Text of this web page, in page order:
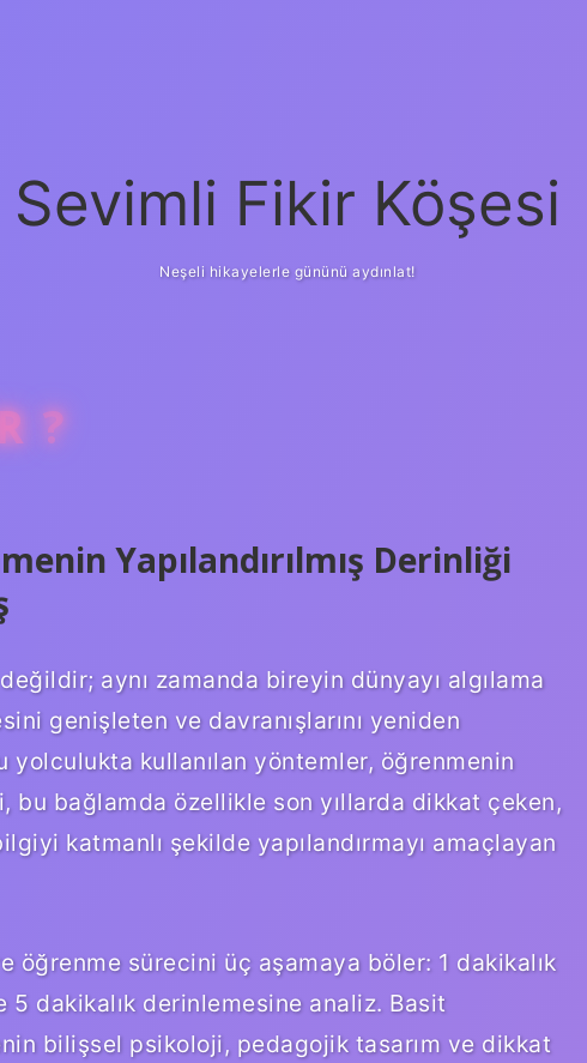
Sevimli Fikir Köşesi
Neşeli hikayelerle gününü aydınlat!
?
Yapılandırılmış Derinliği
aynı zamanda bireyin dünyayı algılama
genişleten ve davranışlarını yeniden
kullanılan yöntemler, öğrenmenin
bağlamda özellikle son yıllarda dikkat çeken,
katmanlı şekilde yapılandırmayı amaçlayan
öğrenme sürecini üç aşamaya böler: 1 dakikalık
5 dakikalık derinlemesine analiz. Basit
bilişsel psikoloji, pedagojik tasarım ve dikkat